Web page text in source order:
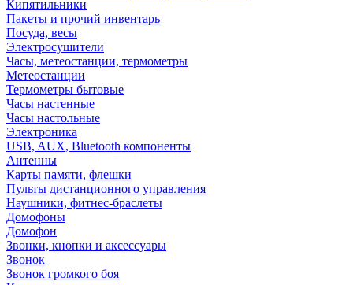
Кипятильники
Пакеты и прочий инвентарь
Посуда, весы
Электросушители
Часы, метеостанции, термометры
Метеостанции
Термометры бытовые
Часы настенные
Часы настольные
Электроника
USB, AUX, Bluetooth компоненты
Антенны
Карты памяти, флешки
Пульты дистанционного управления
Наушники, фитнес-браслеты
Домофоны
Домофон
Звонки, кнопки и аксессуары
Звонок
Звонок громкого боя